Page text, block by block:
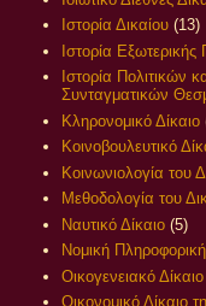
Ιστορία Δικαίου (13)
Ιστορία Εξωτερικής
Ιστορία Πολιτικών
Συνταγματικών
Κληρονομικό Δίκαιο
Κοινοβουλευτικό
Κοινωνιολογία του
Μεθοδολογία του
Ναυτικό Δίκαιο (5)
Νομική Πληροφορική
Οικογενειακό Δίκαιο
Οικονομικό Δίκαιο